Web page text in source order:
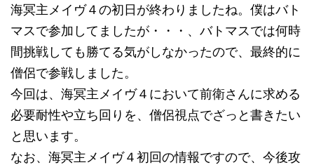
海冥主メイヴ４の初日が終わりましたね。僕はバト
マスで参加してましたが・・・、バトマスでは何時
間挑戦しても勝てる気がしなかったので、最終的に
僧侶で参戦しました。
今回は、海冥主メイヴ４において前衛さんに求める
必要耐性や立ち回りを、僧侶視点でざっと書きたい
と思います。
なお、海冥主メイヴ４初回の情報ですので、今後攻